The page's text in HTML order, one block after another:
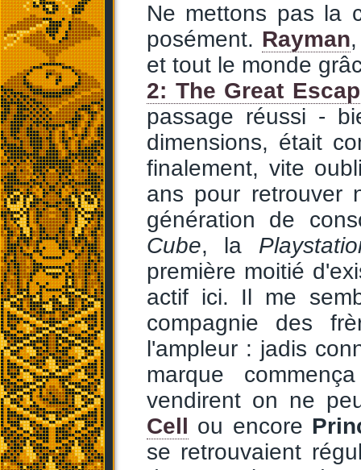
Ne mettons pas la
posément. Rayman
et tout le monde
2: The Great
passage réussi -
dimensions, était
finalement, vite
ans pour retrouver
génération de
Cube, la
première moitié
actif ici. Il me
compagnie des
l'ampleur : jadis
marque
vendirent on ne
Cell ou encore
se retrouvaient